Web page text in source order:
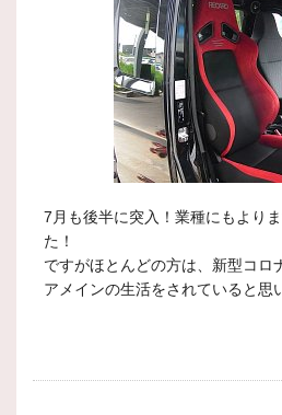
7月も後半に突入！業種にもより
た！
ですがほとんどの方は、新型コロ
アメインの生活をされていると思